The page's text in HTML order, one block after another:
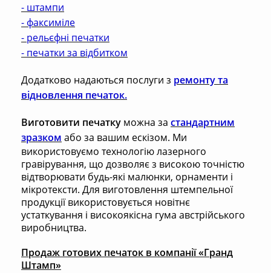
- штампи
- факсиміле
- рельєфні печатки
- печатки за відбитком
Додатково надаються послуги з ремонту та
відновлення печаток.
Виготовити печатку можна за стандартним
зразком або за вашим ескізом. Ми
використовуємо технологію лазерного
гравірування, що дозволяє з високою точністю
відтворювати будь-які малюнки, орнаменти і
мікротексти. Для виготовлення штемпельної
продукції використовується новітнє
устаткування і високоякісна гума австрійського
виробництва.
Продаж готових печаток в компанії «Гранд
Штамп»